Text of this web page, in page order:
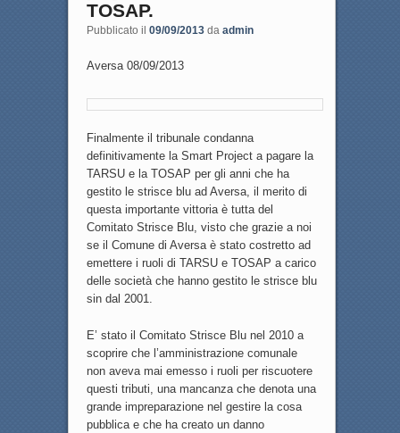
TOSAP.
Pubblicato il 09/09/2013 da admin
Aversa 08/09/2013
Finalmente il tribunale condanna
definitivamente la Smart Project a pagare la
TARSU e la TOSAP per gli anni che ha
gestito le strisce blu ad Aversa, il merito di
questa importante vittoria è tutta del
Comitato Strisce Blu, visto che grazie a noi
se il Comune di Aversa è stato costretto ad
emettere i ruoli di TARSU e TOSAP a carico
delle società che hanno gestito le strisce blu
sin dal 2001.
E’ stato il Comitato Strisce Blu nel 2010 a
scoprire che l’amministrazione comunale
non aveva mai emesso i ruoli per riscuotere
questi tributi, una mancanza che denota una
grande impreparazione nel gestire la cosa
pubblica e che ha creato un danno